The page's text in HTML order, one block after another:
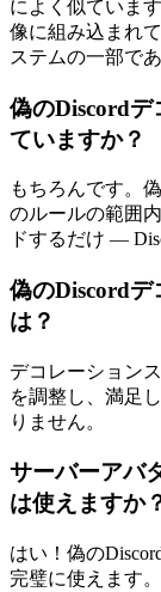
によく似ていま
像に組み込まれ
ステムの一部で
偽のDiscord
ていますか？
もちろんです。
のルールの範囲
ドするだけ —
偽のDiscord
は？
デコレーション
を調整し、満足
りません。
サーバーアバ
は使えますか
はい！偽の
完璧に使えます